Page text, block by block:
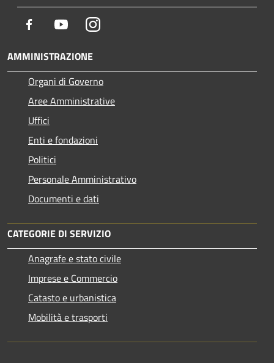
Facebook YoutubeInstagram
AMMINISTRAZIONE
Organi di Governo
Aree Amministrative
Uffici
Enti e fondazioni
Politici
Personale Amministrativo
Documenti e dati
CATEGORIE DI SERVIZIO
Anagrafe e stato civile
Imprese e Commercio
Catasto e urbanistica
Mobilità e trasporti